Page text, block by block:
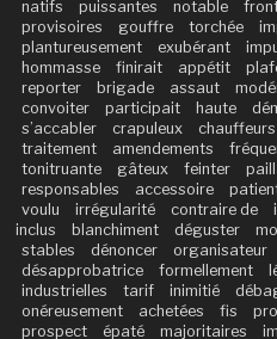
natifs
puissantes notable
provisoires
gouffre torchée
plantureusement
exubérant
hommasse
finirait appétit
reporter
brigade assaut
convoiter
participait haute
s’accabler
crapuleux chauffeurs
traitement
amendements
tonitruante
gâteux feinter
responsables
accessoire
voulu
irrégularité contraire de
inclus
blanchiment déguster
stables
dénoncer organisateur
désapprobatrice
formellement
industrielles
tarif inimitié
onéreusement
achetées fis
prospect
épaté majoritaires